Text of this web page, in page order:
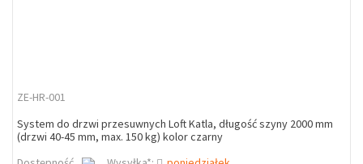
ZE-HR-001
System do drzwi przesuwnych Loft Katla, długość szyny 2000 mm
(drzwi 40-45 mm, max. 150 kg) kolor czarny